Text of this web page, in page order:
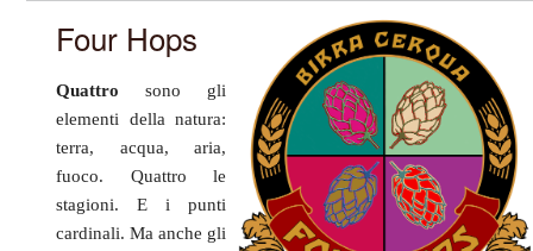
Four Hops
Quattro sono gli
elementi della natura:
terra, acqua, aria,
fuoco. Quattro le
stagioni. E i punti
cardinali. Ma anche gli